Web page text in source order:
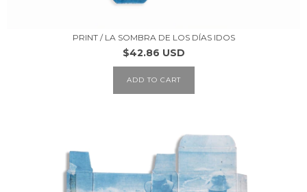
PRINT / LA SOMBRA DE LOS DÍAS IDOS
$42.86 USD
ADD TO CART